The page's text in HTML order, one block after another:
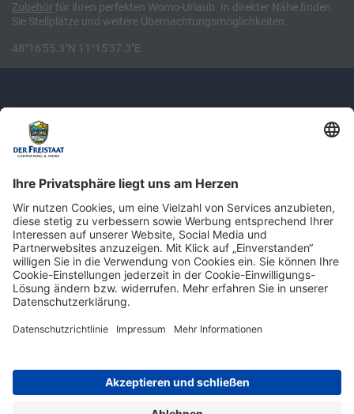
Zubehör für ihren perfekten Womo-Urlaub. In direkter Nähe finden
Sie Stellplätze und weitere Übernachtungsmöglichkeiten.
48°16'55.3"N 11°15'37.3"E
Newsletter: Jetzt auf
shop.derfreistaat.de anmelden und
einen 5€ Gutschein für unseren Online-
Shop erhalten!*
Impressum Datenschutz Barrierefreiheit